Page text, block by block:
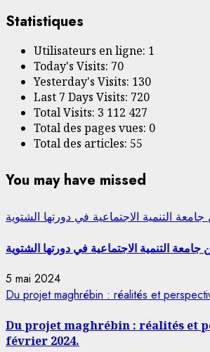
Statistiques
Utilisateurs en ligne: 1
Today's Visits: 70
Yesterday's Visits: 130
Last 7 Days Visits: 720
Total Visits: 3 112 427
Total des pages vues: 0
Total des articles: 55
You may have missed
التنمية الاجتماعية في دورتها الشتوية
التنمية الاجتماعية في دورتها الشتوية
5 mai 2024
Du projet maghrébin : réalités et
Du projet maghrébin : réalités et
février 2024.